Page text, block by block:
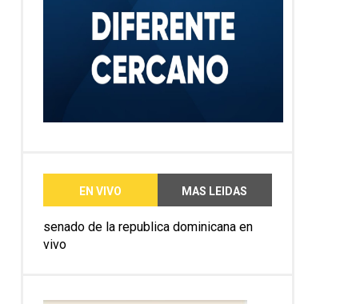
EN VIVO MAS LEIDAS
senado de la republica dominicana en
vivo